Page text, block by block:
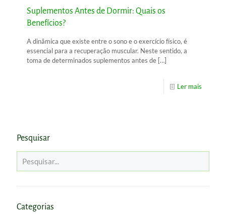
Suplementos Antes de Dormir: Quais os
Benefícios?
A dinâmica que existe entre o sono e o exercício físico, é
essencial para a recuperação muscular. Neste sentido, a
toma de determinados suplementos antes de […]
Ler mais
Pesquisar
Categorias